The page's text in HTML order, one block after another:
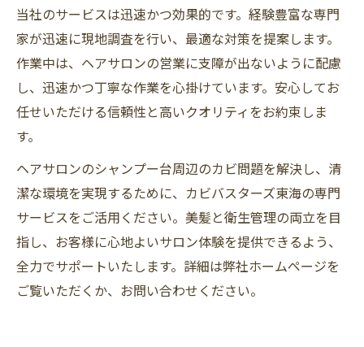
当社のサービスは迅速かつ効果的です。経験豊富な専門
家が迅速に現地調査を行い、最適な対策を提案します。
作業中は、ヘアサロンの営業に支障が出ないように配慮
し、迅速かつ丁寧な作業を心掛けています。安心してお
任せいただける信頼性と高いクオリティをお約束しま
す。
ヘアサロンのシャンプー台周辺のカビ問題を解決し、清
潔な環境を実現するために、カビバスターズ東海の専門
サービスをご活用ください。美髪と衛生管理の両立を目
指し、お客様に心地よいサロン体験を提供できるよう、
全力でサポートいたします。詳細は弊社ホームページを
ご覧いただくか、お問い合わせください。